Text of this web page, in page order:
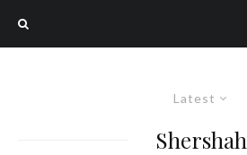
Latest
Shershah